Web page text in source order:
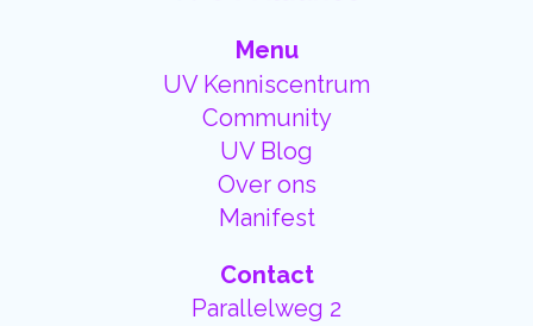
Menu
UV Kenniscentrum
Community
UV Blog
Over ons
Manifest
Contact
Parallelweg 2